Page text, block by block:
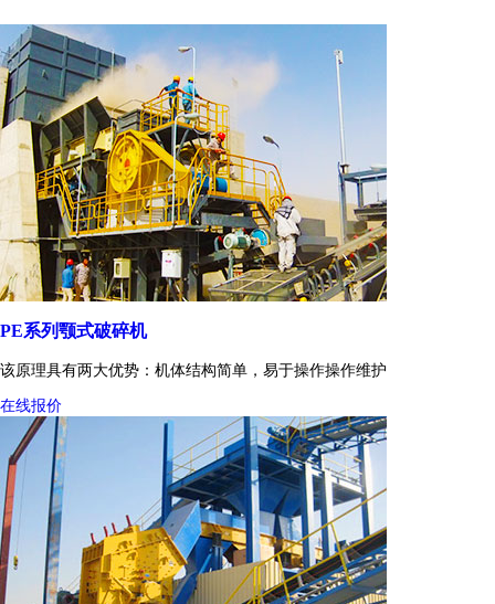
PE系列颚式破碎机
该原理具有两大优势：机体结构简单，易于操作操作维护
在线报价